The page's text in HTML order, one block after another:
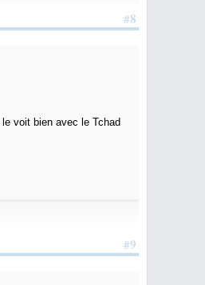
#8
voit bien avec le Tchad
#9